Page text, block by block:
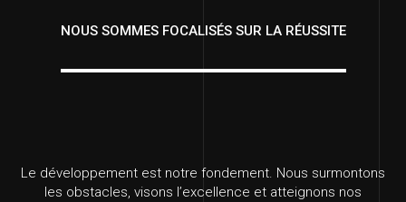
NOUS SOMMES FOCALISÉS SUR LA RÉUSSITE
Le développement est notre fondement. Nous surmontons
les obstacles, visons l’excellence et atteignons nos